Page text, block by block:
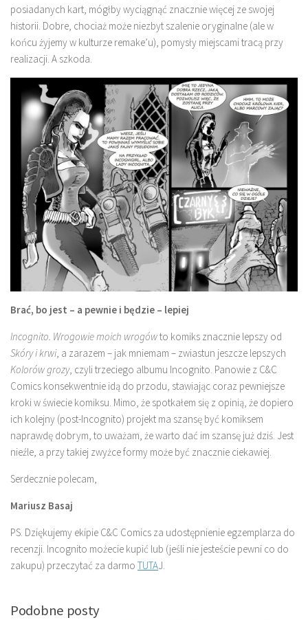
posiadanych kart, mógłby wyciągnąć znacznie więcej ze swojej
historii. Dobre, chociaż może niezbyt szalenie oryginalne (ale w
końcu żyjemy w kulturze remake’u), pomysły miejscami tracą przy
realizacji. A szkoda.
Brać, bo jest – a pewnie i będzie – lepiej
Incognito. Wrogowie moich wrogówto komiks znacznie lepszy od
Skóry i krwi, a zarazem – jak mniemam – zwiastun jeszcze lepszych
Kolorów grozy, czyli trzeciego albumu Incognito. Panowie z C&C
Comics konsekwentnie idą do przodu, stawiając coraz pewniejsze
kroki w świecie komiksu. Mimo, że spotkałem się z opinią, że dopiero
ich kolejny (post-Incognito) projekt ma szansę być komiksem
naprawdę dobrym, to uważam, że warto dać im szansę już dziś. Jest
nieźle, a przy takiej zwyżce formy może być znacznie ciekawiej.
Serdecznie polecam,
Mariusz Basaj
PS. Dziękujemy ekipie C&C Comics za udostępnienie egzemplarza do
recenzji. Incognito możecie kupić lub (jeśli nie jesteście pewni co do
zakupu) przeczytać za darmo TUTAJ.
Podobne posty